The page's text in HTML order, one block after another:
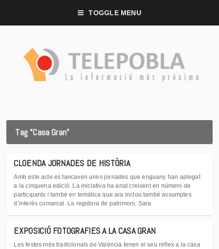
TOGGLE MENU
Tag "Casa Gran"
CLOENDA JORNADES DE HISTÒRIA
Amb este acte es tancaven unes jornades que enguany han aplegat
a la cinquena edició. La iniciativa ha anat creixent en número de
participants i també en temàtica que ara inclou també assumptes
d’interès comarcal. La regidora de patrimoni, Sara
EXPOSICIÓ FOTOGRAFIES A LA CASA GRAN
Les festes més tradicionals de València tenen el seu reflex a la casa